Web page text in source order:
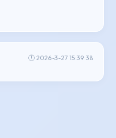
🕐 2026-3-27 15:39:38